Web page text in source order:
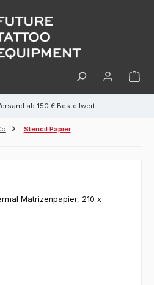
ab 150 € Bestellwert
Stencil Papier